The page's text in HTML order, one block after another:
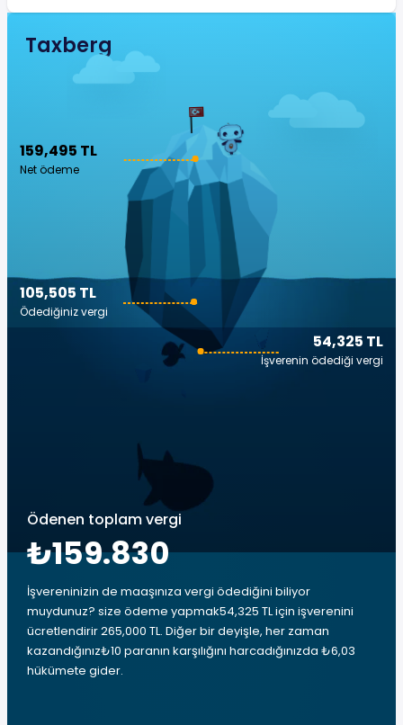
Taxberg
159,495 TL
Net ödeme
54,325 TL
İşverenin ödediği vergi
105,505 TL
Ödediğiniz vergi
Ödenen toplam vergi
₺159.830
İşvereninizin de maaşınıza vergi ödediğini biliyor
muydunuz? size ödeme yapmak54,325 TL için işverenini
ücretlendirir 265,000 TL. Diğer bir deyişle, her zaman
kazandığınız₺10 paranın karşılığını harcadığınızda ₺6,03
hükümete gider.